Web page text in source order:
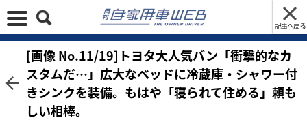
記事へ戻る
[画像 No.11/19]トヨタ大人気バン「衝撃的なカ
スタムだ…」広大なベッドに冷蔵庫・シャワー付
きシンクを装備。もはや「寝られて住める」頼も
しい相棒。